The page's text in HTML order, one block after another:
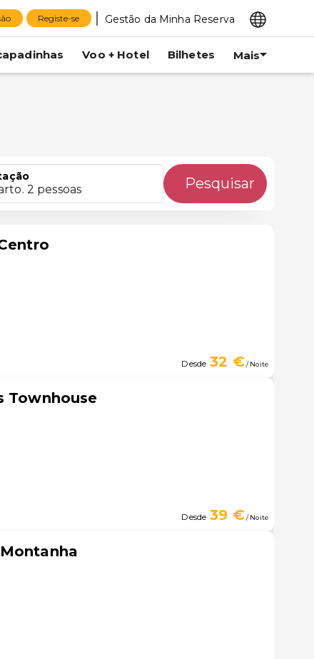
Registe-se Gestão da Minha Reserva
Voo + Hotel Bilhetes Mais
2 pessoas Pesquisar
Desde 32 €/ Noite
Townhouse
Desde 39 €/ Noite